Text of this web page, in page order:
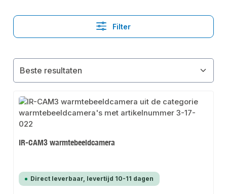
Filter
IR-CAM3 warmtebeeldcamera
Direct leverbaar, levertijd 10-11 dagen